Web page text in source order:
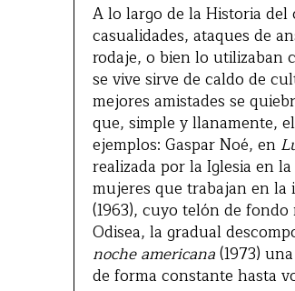
A lo largo de la Historia
casualidades, ataques de
rodaje, o bien lo utilizaban
se vive sirve de caldo de
mejores amistades se
que, simple y llanamente,
ejemplos: Gaspar Noé, en
realizada por la Iglesia en
mujeres que trabajan en la
(1963), cuyo telón de
Odisea, la gradual
noche americana(1973)
de forma constante hasta